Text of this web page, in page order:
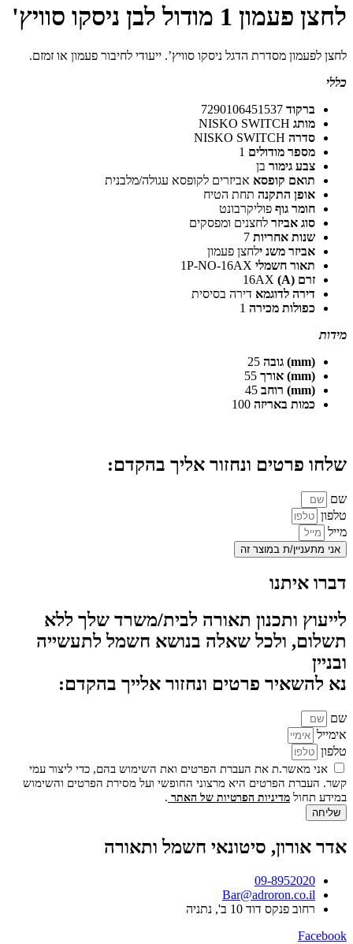
לחצן פעמון 1 מודול לבן ניסקו סוויץ'
לחצן לפעמון מסדרת הדגל ניסקו סוויץ’. ייעודי לחיבור פעמון או זמזם.
כללי
ברקוד 7290106451537
מותג NISKO SWITCH
סדרה NISKO SWITCH
מספר מודולים 1
צבע גימור בן
תואם קופסא אביזרים לקופסא עגולה/מלבנית
אופן התקנה תחת הטיח
חומר גוף פוליקרבונט
סוג אביזר לחצנים ומפסקים
שנות אחריות 7
אביזר משנ ילחצן פעמון
תאור חשמלי 1P-NO-16AX
זרם (A)
16AX
דירה לדוגמא דירה בסיסית
כפולות מכירה 1
מידות
(mm) גובה
25
(mm) אורך
55
(mm) רוחב
45
כמות באריזה 100
שלחו פרטים ונחזור אליך בהקדם:
שם
טלפון
מייל
אני מתעניין/ת במוצר זה
דברו איתנו
לייעוץ ותכנון תאורה לבית/משרד שלך ללא
תשלום, ולכל שאלה בנושא חשמל לתעשייה
ובניין
נא להשאיר פרטים ונחזור אלייך בהקדם:
שם
אימייל
טלפון
אני מאשר.ת את העברת הפרטים ואת השימוש בהם, כדי ליצור עמי
קשר. העברת הפרטים היא מרצוני החופשי ועל מסירת הפרטים והשימוש
במידע תחול מדיניות הפרטיות של האתר .
שליחה
אדר אורון, סיטונאי חשמל ותאורה
09-8952020
Bar@adroron.co.il
רחוב פנקס דוד 10 ב', נתניה
Facebook